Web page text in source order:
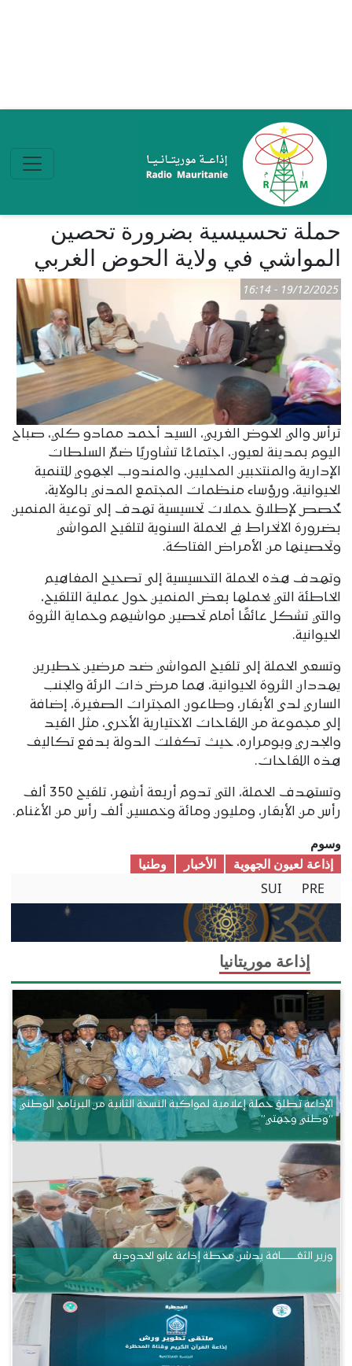
حملة تحسيسية بضرورة تحصين
المواشي في ولاية الحوض الغربي
19/12/2025 - 16:14
ترأس والي الحوض الغربي، السيد أحمد ممادو كلي، صباح
اليوم بمدينة لعيون، اجتماعًا تشاوريًا ضمّ السلطات
الإدارية والمنتخبين المحليين، والمندوب الجهوي للتنمية
الحيوانية، ورؤساء منظمات المجتمع المدني بالولاية،
خُصص لإطلاق حملات تحسيسية تهدف إلى توعية المنمين
بضرورة الانخراط في الحملة السنوية لتلقيح المواشي
وتحصينها من الأمراض الفتاكة.
وتهدف هذه الحملة التحسيسية إلى تصحيح المفاهيم
الخاطئة التي يحملها بعض المنمين حول عملية التلقيح،
والتي تشكل عائقًا أمام تحصين مواشيهم وحماية الثروة
الحيوانية.
وتسعى الحملة إلى تلقيح المواشي ضد مرضين خطيرين
يهددان الثروة الحيوانية، هما مرض ذات الرئة والجنب
الساري لدى الأبقار، وطاعون المجترات الصغيرة، إضافة
إلى مجموعة من اللقاحات الاختيارية الأخرى، مثل القيد
والجدري وبومراره، حيث تكفلت الدولة بدفع تكاليف
هذه اللقاحات.
وتستهدف الحملة، التي تدوم أربعة أشهر، تلقيح 350 ألف
رأس من الأبقار، ومليون ومائة وخمسين ألف رأس من الأغنام.
وسوم
إذاعة لعيون الجهوية
الأخبار
وطنیا
PRE
SUI
إذاعة موريتانيا
الإذاعة تطلق حملة إعلامية لمواكبة النسخة الثانية من البرنامج الوطني
“وطني وجهتي”
وزير الثقــــــــــافة يدشن محطة إذاعة غابو الحدودية